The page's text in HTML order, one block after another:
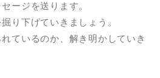
ージを送ります。
り下げていきましょう。
ているのか、解き明かしていき